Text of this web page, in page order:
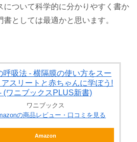
について科学的に分かりやすく書か
としては最適かと思います。
呼吸法 - 横隔膜の使い方をスー
スリートと赤ちゃんに学ぼう!
(ワニブックスPLUS新書)
ワニブックス
の商品レビュー・口コミを見る
Amazon